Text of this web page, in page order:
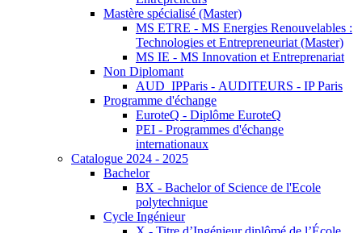
Mastère spécialisé (Master)
MS ETRE - MS Energies Renouvelables :
Technologies et Entrepreneuriat (Master)
MS IE - MS Innovation et Entreprenariat
Non Diplomant
AUD_IPParis - AUDITEURS - IP Paris
Programme d'échange
EuroteQ - Diplôme EuroteQ
PEI - Programmes d'échange
internationaux
Catalogue 2024 - 2025
Bachelor
BX - Bachelor of Science de l'Ecole
polytechnique
Cycle Ingénieur